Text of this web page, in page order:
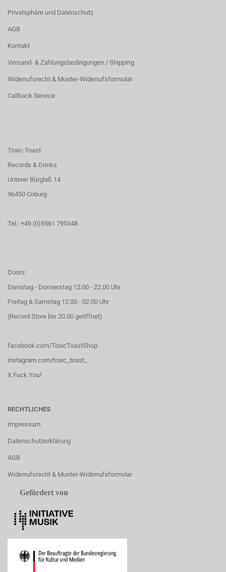
Privatsphäre und Datenschutz
AGB
Kontakt
Versand- & Zahlungsbedingungen / Shipping
Widerrufsrecht & Muster-Widerrufsformular
Callback Service
Toxic-Toast
Records & Drinks
Unterer Bürglaß 14
96450 Coburg
Tel.: +49 (0)9561 795348
Doors:
Dienstag - Donnerstag 12.00 - 22.00 Uhr
Freitag & Samstag 12.00 - 02.00 Uhr
(Record Store bis 20.00 geöffnet)
facebook.com/ToxicToastShop
instagram.com/toxic_toast_
X Fuck You!
RECHTLICHES
Impressum
Datenschutzerklärung
AGB
Widerrufsrecht & Muster-Widerrufsformular
Gefördert von